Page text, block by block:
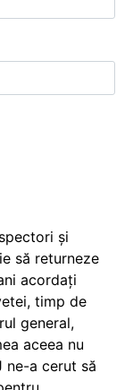
și
să returneze
acordați
timp de
general,
aceea nu
ne-a cerut să